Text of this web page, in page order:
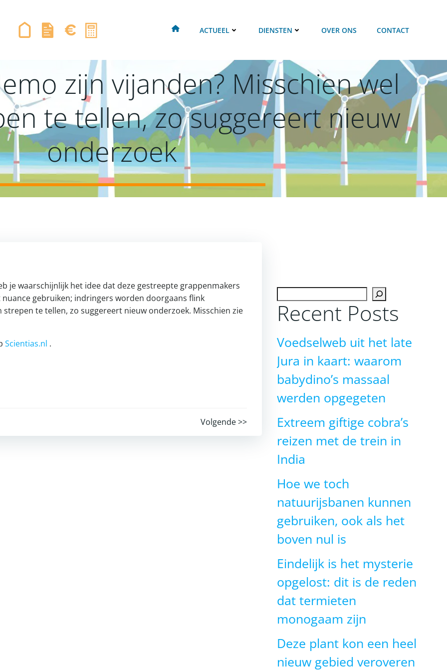
ACTUEEL DIENSTEN OVER ONS CONTACT
zijn vijanden? Misschien wel
te tellen, zo suggereert nieuw
onderzoek
je waarschijnlijk het idee dat deze gestreepte grappenmakers
gebruiken; indringers worden doorgaans flink
te tellen, zo suggereert nieuw onderzoek. Misschien zie
Scientias.nl .
Volgende >>
Recent Posts
Voedselweb uit het late
Jura in kaart: waarom
babydino’s massaal
werden opgegeten
Extreem giftige cobra’s
reizen met de trein in
India
Hoe we toch
natuurijsbanen kunnen
gebruiken, ook als het
boven nul is
Eindelijk is het mysterie
opgelost: dit is de reden
dat termieten
monogaam zijn
Deze plant kon een heel
nieuw gebied veroveren